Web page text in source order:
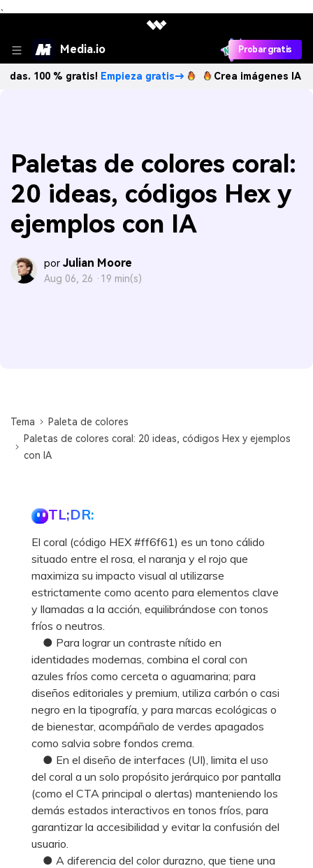
、
Media.io Probar gratis
% gratis!Empieza gratis→ Crea imágenes IA
Paletas de colores coral:
20 ideas, códigos Hex y
ejemplos con IA
por Julian Moore
Aug 06, 26 · 19 min(s)
Tema
Paleta de colores
Paletas de colores coral: 20 ideas, códigos Hex y ejemplos
con IA
TL;DR:
El coral (código HEX #ff6f61) es un tono cálido
situado entre el rosa, el naranja y el rojo que
maximiza su impacto visual al utilizarse
estrictamente como acento para elementos clave
y llamadas a la acción, equilibrándose con tonos
fríos o neutros.
● Para lograr un contraste nítido en
identidades modernas, combina el coral con
azules fríos como cerceta o aguamarina; para
diseños editoriales y premium, utiliza carbón o casi
negro en la tipografía, y para marcas ecológicas o
de bienestar, acompáñalo de verdes apagados
como salvia sobre fondos crema.
● En el diseño de interfaces (UI), limita el uso
del coral a un solo propósito jerárquico por pantalla
(como el CTA principal o alertas) manteniendo los
demás estados interactivos en tonos fríos, para
garantizar la accesibilidad y evitar la confusión del
usuario.
● A diferencia del color durazno, que tiene una